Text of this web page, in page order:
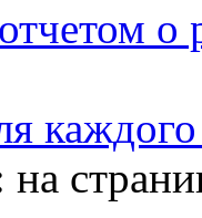
отчетом о
на